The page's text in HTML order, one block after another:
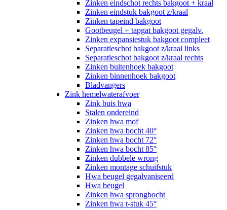
Zinken eindschot rechts bakgoot + kraal
Zinken eindstuk bakgoot z/kraal
Zinken tapeind bakgoot
Gootbeugel + tapgat bakgoot gegalv.
Zinken expansiestuk bakgoot compleet
Separatieschot bakgoot z/kraal links
Separatieschot bakgoot z/kraal rechts
Zinken buitenhoek bakgoot
Zinken binnenhoek bakgoot
Bladvangers
Zink hemelwaterafvoer
Zink buis hwa
Stalen ondereind
Zinken hwa mof
Zinken hwa bocht 40°
Zinken hwa bocht 72°
Zinken hwa bocht 85°
Zinken dubbele wrong
Zinken montage schuifstuk
Hwa beugel gegalvaniseerd
Hwa beugel
Zinken hwa sprongbocht
Zinken hwa t-stuk 45°